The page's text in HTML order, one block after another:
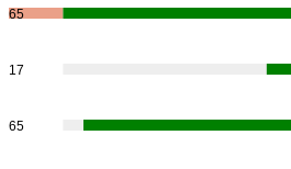
65
17
65